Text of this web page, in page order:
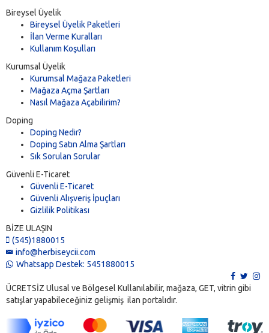
Bireysel Üyelik
Bireysel Üyelik Paketleri
İlan Verme Kuralları
Kullanım Koşulları
Kurumsal Üyelik
Kurumsal Mağaza Paketleri
Mağaza Açma Şartları
Nasıl Mağaza Açabilirim?
Doping
Doping Nedir?
Doping Satın Alma Şartları
Sık Sorulan Sorular
Güvenli E-Ticaret
Güvenli E-Ticaret
Güvenli Alışveriş İpuçları
Gizlilik Politikası
BİZE ULAŞIN
(545)1880015
info@herbiseycii.com
Whatsapp Destek: 5451880015
ÜCRETSİZ Ulusal ve Bölgesel Kullanılabilir, mağaza, GET, vitrin gibi
satışlar yapabileceğiniz gelişmiş ilan portalıdır.